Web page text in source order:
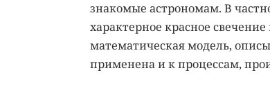
знакомые астрономам. В
характерное красное
математическая модель,
применена и к процессам,